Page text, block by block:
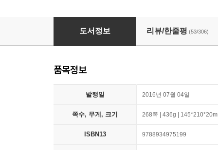
CEO 박도봉의 현장 인문학
도서정보 리뷰/한줄평 (53/306)
품목정보
발행일 2016년 07월 04일
쪽수, 무게, 크기 268쪽 | 436g |
ISBN13 9788934975199